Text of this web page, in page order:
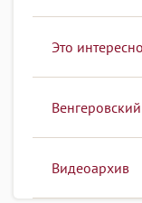
Это интересно
Видеоархив